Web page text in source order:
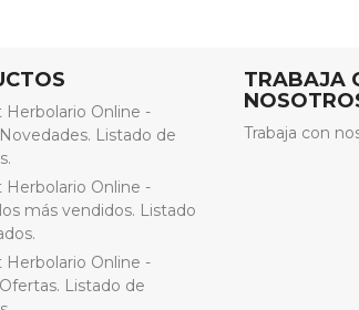
Herbolario Online -
Listado de
Herbolario Online -
más vendidos. Listado
Herbolario Online -
Listado de
TRABAJA
Trabaja con